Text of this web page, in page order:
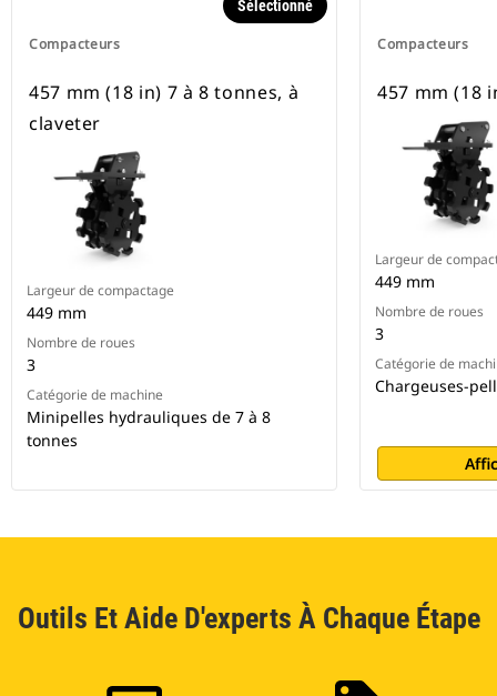
Compacteurs
Sélectionné
457 mm (18 in) 7 à 8 tonnes, à
claveter
Largeur de compactage
449 mm
Nombre de roues
3
Catégorie de machine
Minipelles hydrauliques de 7 à 8
tonnes
Compacteurs
457 mm (18
Largeur de
449 mm
Nombre de roues
3
Catégorie de
Chargeuses-
Outils Et Aide D'experts À Chaque Étape